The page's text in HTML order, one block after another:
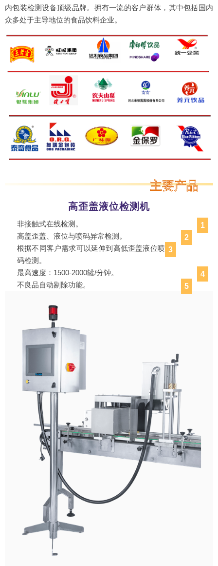
内包装检测设备顶级品牌。拥有一流的客户群体，其中包括国内
众多处于主导地位的食品饮料企业。
主要产品
高歪盖液位检测机
1
非接触式在线检测。
2
高盖歪盖、液位与喷码异常检测。
3
根据不同客户需求可以延伸到高低歪盖液位喷
码检测。
4
最高速度：1500-2000罐/分钟。
5
不良品自动剔除功能。